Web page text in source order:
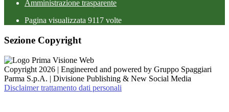
Amministrazione trasparente
Pagina visualizzata 9117 volte
Sezione Copyright
Copyright 2026 | Engineered and powered by Gruppo Spaggiari
Parma S.p.A. | Divisione Publishing & New Social Media
Disclaimer trattamento dati personali